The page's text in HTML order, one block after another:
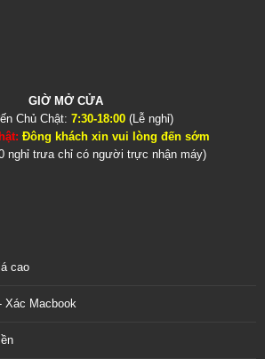
GIỜ MỞ CỬA
Chủ Chật: 7:30-18:00(Lễ nghỉ)
Đông khách xin vui lòng đến sớm
nghỉ trưa chỉ có người trực nhận máy)
cao
Xác Macbook